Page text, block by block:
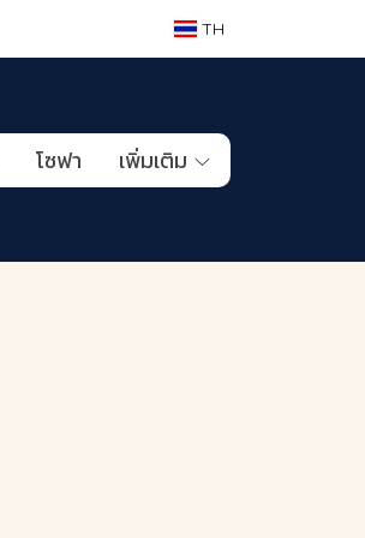
TH
โซฟา เพิ่มเติม